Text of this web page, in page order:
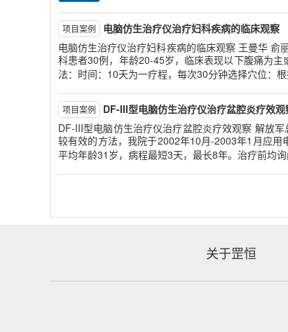
项目案例 电脑仿生治疗仪治疗妇科疾病的临床观察
电脑仿生治疗仪治疗妇科疾病的临床观察 王曼华
科患者30例，年龄20-45岁，临床表现以下腹痛为
法：时间：10天为一疗程，每次30分钟选择穴位：
项目案例 DF-III型电脑仿生治疗仪治疗盆腔炎疗效观
DF-III型电脑仿生治疗仪治疗盆腔炎疗效观察 解放
较有效的方法，我院于2002年10月-2003年1月应用
平均年龄31岁，病程最短3天，最长8年。治疗前均
关于罡恒